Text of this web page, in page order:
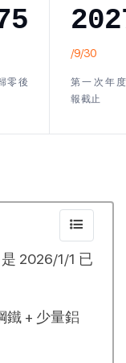
零後
/9/30
第一次年
報截止
已